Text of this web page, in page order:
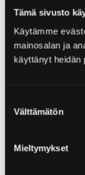
Tämä sivusto
Käytämme
mainosalan ja
käyttänyt heidän
valinta
Välttämätön
Mieltymykset